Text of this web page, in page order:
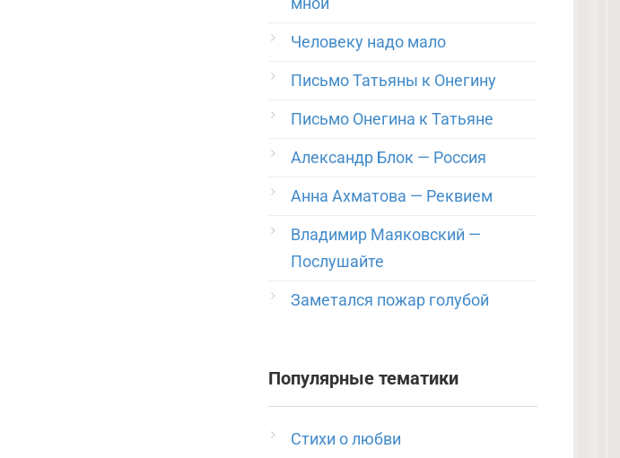
Человеку надо мало
Письмо Татьяны к Онегину
Письмо Онегина к Татьяне
Александр Блок — Россия
Анна Ахматова — Реквием
Владимир Маяковский —
Послушайте
Заметался пожар голубой
Популярные тематики
Стихи о любви